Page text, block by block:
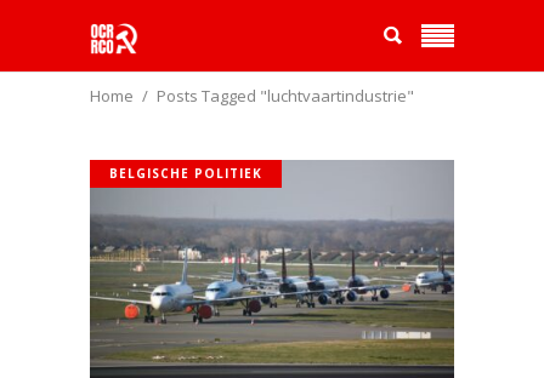
Home Posts Tagged "luchtvaartindustrie"
BELGISCHE POLITIEK